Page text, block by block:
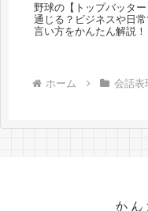
野球の【トップバッタ
通じる？ビジネスや日
言い方をかんたん解説！
ホーム 会話表
か